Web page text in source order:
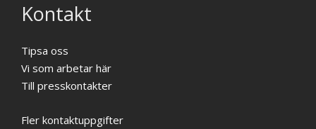
Kontakt
Tipsa oss
Vi som arbetar här
Till presskontakter
Fler kontaktuppgifter